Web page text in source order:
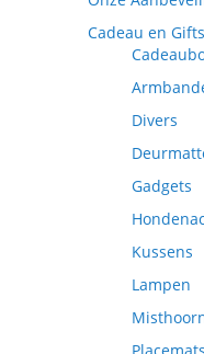
Cadeau en Gifts
Divers
Gadgets
Kussens
Lampen